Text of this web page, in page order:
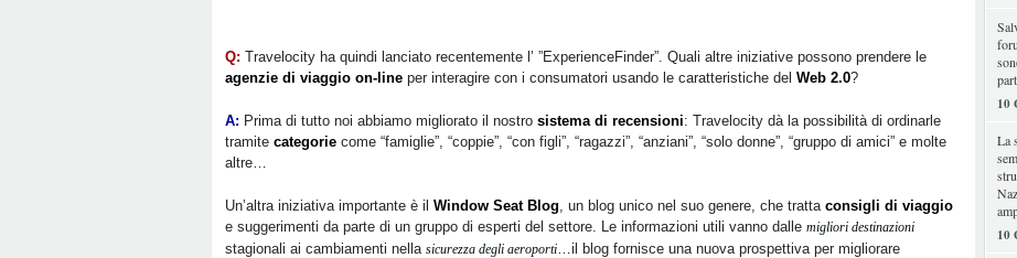
Q: Travelocity ha quindi lanciato recentemente l’ ”ExperienceFinder”. Quali altre iniziative possono prendere le
agenzie di viaggio on-line per interagire con i consumatori usando le caratteristiche del Web 2.0?
A: Prima di tutto noi abbiamo migliorato il nostro sistema di recensioni: Travelocity dà la possibilità di ordinarle
tramite categorie come “famiglie”, “coppie”, “con figli”, “ragazzi”, “anziani”, “solo donne”, “gruppo di amici” e molte
altre…
Un’altra iniziativa importante è il Window Seat Blog, un blog unico nel suo genere, che tratta consigli di viaggio
e suggerimenti da parte di un gruppo di esperti del settore. Le informazioni utili vanno dalle migliori destinazioni
stagionali ai cambiamenti nella sicurezza degli aeroporti…il blog fornisce una nuova prospettiva per migliorare
10
La
10